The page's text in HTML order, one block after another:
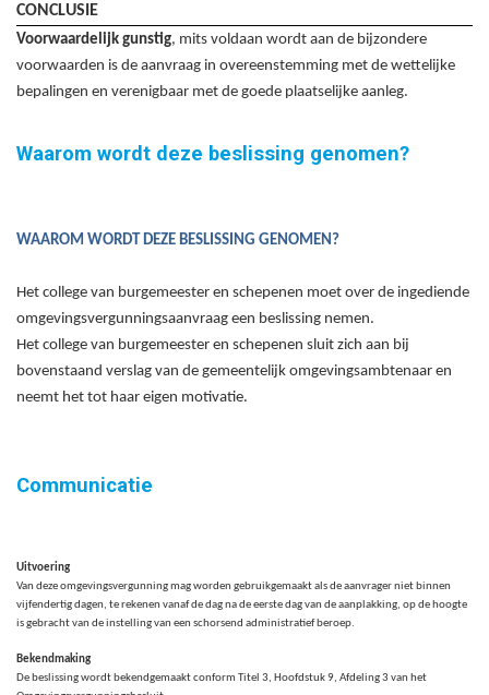
CONCLUSIE
Voorwaardelijk gunstig, mits voldaan wordt aan de bijzondere
voorwaarden is de aanvraag in overeenstemming met de wettelijke
bepalingen en verenigbaar met de goede plaatselijke aanleg.
Waarom wordt deze beslissing genomen?
WAAROM WORDT DEZE BESLISSING GENOMEN?
Het college van burgemeester en schepenen moet over de ingediende
omgevingsvergunningsaanvraag een beslissing nemen.
Het college van burgemeester en schepenen sluit zich aan bij
bovenstaand verslag van de gemeentelijk omgevingsambtenaar en
neemt het tot haar eigen motivatie.
Communicatie
Uitvoering
Van deze omgevingsvergunning mag worden gebruikgemaakt als de aanvrager niet binnen
vijfendertigdagen, te rekenen vanaf de dag na de eerste dag van de aanplakking, op de hoogte
is gebracht van de instelling van een schorsend administratief beroep.
Bekendmaking
De beslissing wordt bekendgemaakt conform Titel 3, Hoofdstuk 9, Afdeling 3 van het